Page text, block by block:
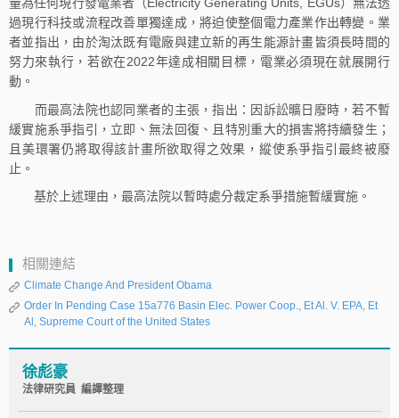
過現行科技或流程改善單獨達成，將迫使整個電力產業作出轉變。業
者並指出，由於淘汰既有電廠與建立新的再生能源計畫皆須長時間的
努力來執行，若欲在2022年達成相關目標，電業必須現在就展開行
動。
而最高法院也認同業者的主張，指出：因訴訟曠日廢時，若不暫
緩實施系爭指引，立即、無法回復、且特別重大的損害將持續發生；
且美環署仍將取得該計畫所欲取得之效果，縱使系爭指引最終被廢
止。
基於上述理由，最高法院以暫時處分裁定系爭措施暫緩實施。
相關連結
Climate Change And President Obama
Order In Pending Case 15a776 Basin Elec. Power Coop., Et Al. V. EPA, Et
Al, Supreme Court of the United States
徐彪豪
法律研究員 編譯整理